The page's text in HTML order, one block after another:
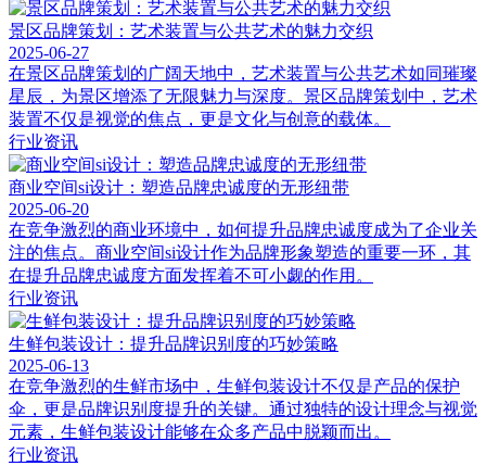
景区品牌策划：艺术装置与公共艺术的魅力交织
2025-06-27
在景区品牌策划的广阔天地中，艺术装置与公共艺术如同璀璨
星辰，为景区增添了无限魅力与深度。景区品牌策划中，艺术
装置不仅是视觉的焦点，更是文化与创意的载体。
行业资讯
商业空间si设计：塑造品牌忠诚度的无形纽带
2025-06-20
在竞争激烈的商业环境中，如何提升品牌忠诚度成为了企业关
注的焦点。商业空间si设计作为品牌形象塑造的重要一环，其
在提升品牌忠诚度方面发挥着不可小觑的作用。
行业资讯
生鲜包装设计：提升品牌识别度的巧妙策略
2025-06-13
在竞争激烈的生鲜市场中，生鲜包装设计不仅是产品的保护
伞，更是品牌识别度提升的关键。通过独特的设计理念与视觉
元素，生鲜包装设计能够在众多产品中脱颖而出。
行业资讯